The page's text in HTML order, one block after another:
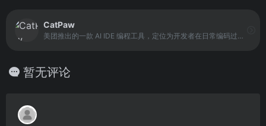
CatPaw
美团推出的一款 AI IDE 编程工具，定位为开发者在日常编码过程中的智能辅助伙伴。它以提升开发效率和代码理解能力为核心目标，通过 AI 技术参与代码编写、问题解答和项目分析等环节。
暂无评论